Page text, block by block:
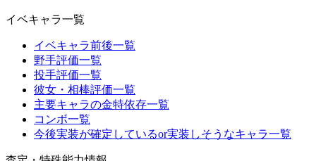
イベキャラ一覧
イベキャラ前後一覧
野手評価一覧
投手評価一覧
彼女・相棒評価一覧
主要キャラの金特依存一覧
コンボ一覧
今後実装が確定しているor実装しそうなキャラ一覧